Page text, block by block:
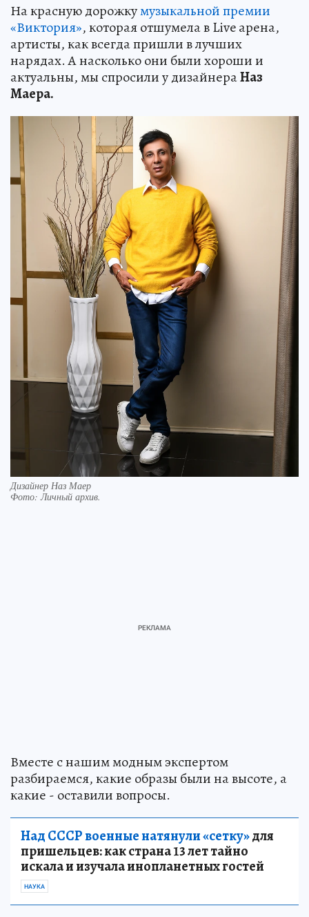
На красную дорожкумузыкальной премии
«Виктория», которая отшумела в Live арена,
артисты, как всегда пришли в лучших
нарядах. А насколько они были хороши и
актуальны, мы спросили у дизайнераНаз
Маера.
Дизайнер Наз Маер
Фото:Личный архив.
Вместе с нашим модным экспертом
разбираемся, какие образы были на высоте, а
какие - оставили вопросы.
Над СССР военные натянули «сетку»для
пришельцев: как страна 13 лет тайно
искала и изучала инопланетных гостей
НАУКА